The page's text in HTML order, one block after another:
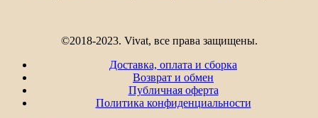
©2018-2023. Vivat, все права защищены.
Доставка, оплата и сборка
Возврат и обмен
Публичная оферта
Политика конфиденциальности